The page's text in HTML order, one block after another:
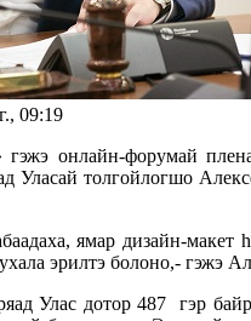
09:19
онлайн-форумай
Уласай толгойлогшо
ямар дизайн-
эрилтэ болоно,- гэжэ
Улас дотор 487 гэр